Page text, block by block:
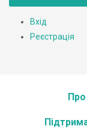
Вхід
Реєстрація
Про